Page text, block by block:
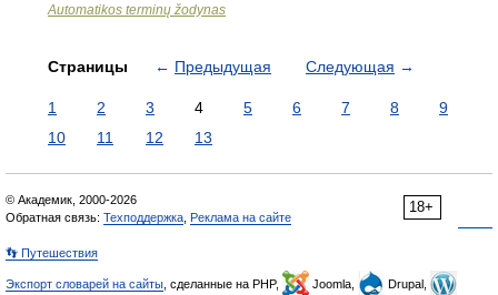
Automatikos terminų žodynas
Страницы ← Предыдущая Следующая →
1 2 3 4 5 6 7 8
9
10
11 12 13
18+
© Академик, 2000-2026
Обратная связь: Техподдержка Реклама на сайте
👣 Путешествия
Экспорт словарей на сайты , сделанные на PHP, Joomla,
Drupal,